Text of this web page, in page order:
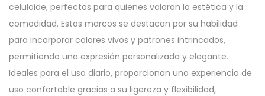
celuloide, perfectos para quienes valoran la estética y la
comodidad. Estos marcos se destacan por su habilidad
para incorporar colores vivos y patrones intrincados,
permitiendo una expresión personalizada y elegante.
Ideales para el uso diario, proporcionan una experiencia de
uso confortable gracias a su ligereza y flexibilidad,